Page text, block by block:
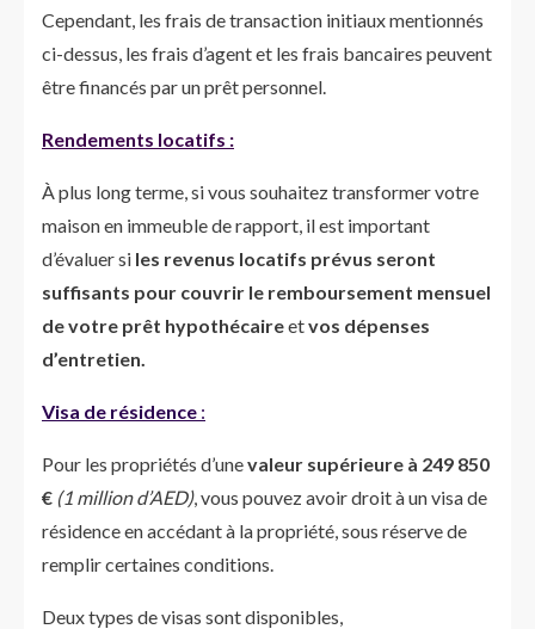
Cependant, les frais de transaction initiaux mentionnés
ci-dessus, les frais d’agent et les frais bancaires peuvent
être financés par un prêt personnel.
Rendements locatifs :
À plus long terme, si vous souhaitez transformer votre
maison en immeuble de rapport, il est important
d’évaluer si les revenus locatifs prévus seront
suffisants pour couvrir le remboursement mensuel
de votre prêt hypothécaireetvos dépenses
d’entretien.
Visa de résidence :
Pour les propriétés d’unevaleur supérieure à 249 850
€ (1 million d’AED), vous pouvez avoir droit à un visa de
résidence en accédant à la propriété, sous réserve de
remplir certaines conditions.
Deux types de visas sont disponibles,